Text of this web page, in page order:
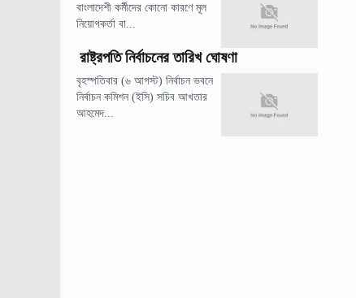
বাংলাদেশী কর্মীদের কোনো কারণে মূল
নিয়োগকর্তা বা...
রাষ্ট্রপতি নির্বাচনের তারিখ ঘোষণা
বৃহস্পতিবার (৬ আগস্ট) নির্বাচন ভবনে
নির্বাচন কমিশন (ইসি) সচিব আখতার
আহমেদ...